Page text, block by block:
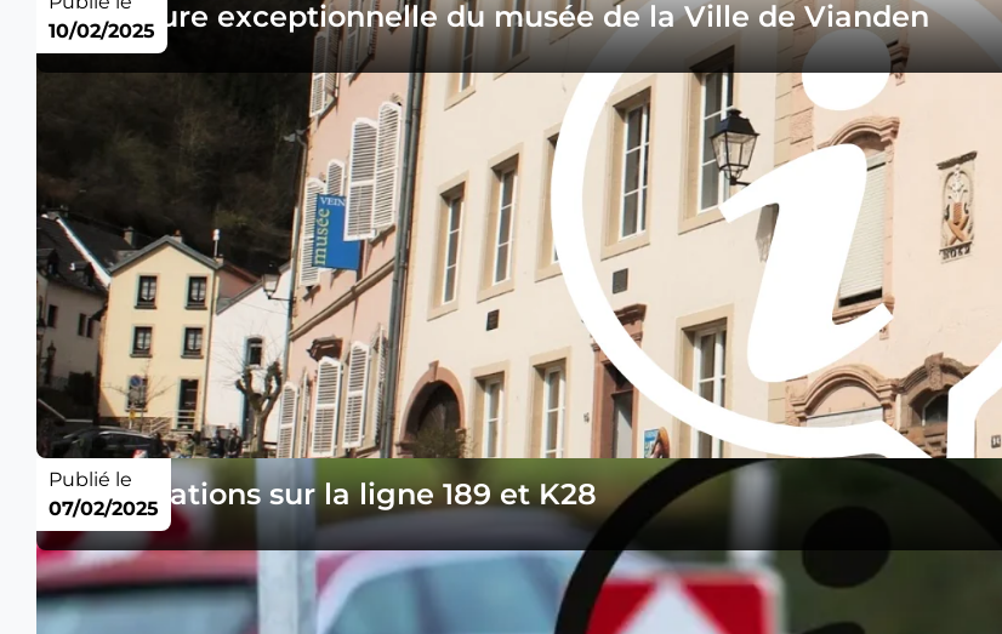
Ouverture exceptionnelle du musée de la Ville de Vianden
10/02/2025
Perturbations sur la ligne 189 et K28
Publié le
07/02/2025